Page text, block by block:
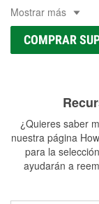
Mostrar más
COMPRAR
¿Quieres saber
nuestra página
para la
ayudarán a